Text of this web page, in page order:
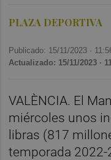
PLAZA DEPORTIVA
Publicado: 15/11/2023 ·
Actualizado: 15/11/2023 ·
VALÈNCIA. El
miércoles unos
libras (817
temporada 2022-